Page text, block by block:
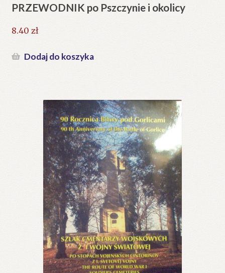
PRZEWODNIK po Pszczynie i okolicy
8.40 zł
Dodaj do koszyka